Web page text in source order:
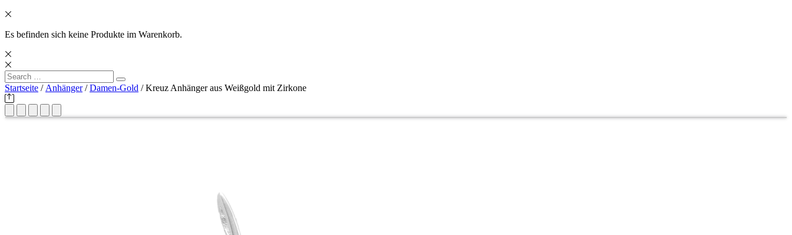
Es befinden sich keine Produkte im Warenkorb.
Search
for:
Search
Startseite / Anhänger/Damen-Gold / Kreuz Anhänger aus Weißgold mit Zirkone